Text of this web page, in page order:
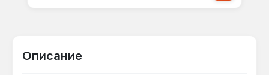
Описание